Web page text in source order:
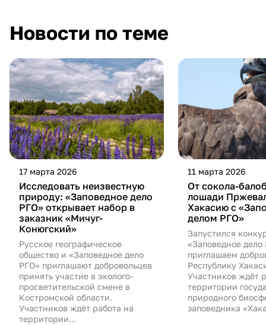
Новости по теме
17 марта 2026
Исследовать неизвестную
природу: «Заповедное дело
РГО» открывает набор в
заказник «Мичуг-
Конюгский»
Русское географическое
общество и «Заповедное дело
РГО» приглашают добровольцев
принять участие в эколого-
просветительской смене в
Костромской области.
Участников ждёт работа на
территории...
11 марта 2026
От сокола-
лошади
Хакасию с
делом РГО»
Запустился
«Заповедное
приглашаем
Республику
Участников ждёт
территории
природного
заповедника